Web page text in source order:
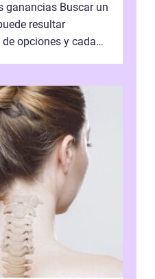
ganancias Buscar un
resultar
opciones y cada